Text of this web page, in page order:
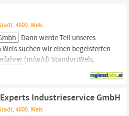
4600, Wels
Dann werde Teil unseres
suchen wir einen begeisterten
(m/w/d) StandortWels,
Stunden/Woche Dich
LKWs sowie Transporte von
der Ware im...
Industrieservice GmbH
4600, Wels